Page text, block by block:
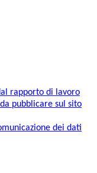
rapporto di lavoro
pubblicare sul sito
dei dati